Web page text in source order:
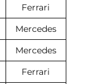
Ferrari
Mercedes
Mercedes
Ferrari